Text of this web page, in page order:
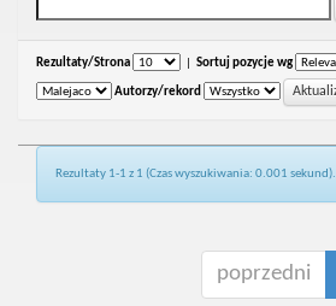
Rezultaty/Strona Sortuj pozycje wg
Autorzy/rekord
Rezultaty 1-1 z 1 (Czas wyszukiwania: 0.001 sekund).
poprzedni